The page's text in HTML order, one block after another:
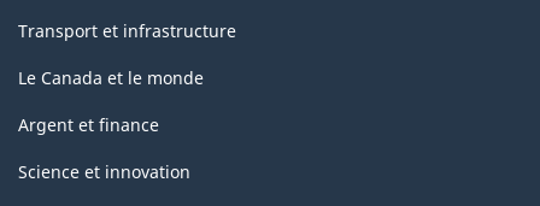
Transport et infrastructure
Le Canada et le monde
Argent et finance
Science et innovation